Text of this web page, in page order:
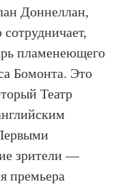
Доннеллан,
пламенеющего
Бомонта. Это
Театр
зрители —
премьера